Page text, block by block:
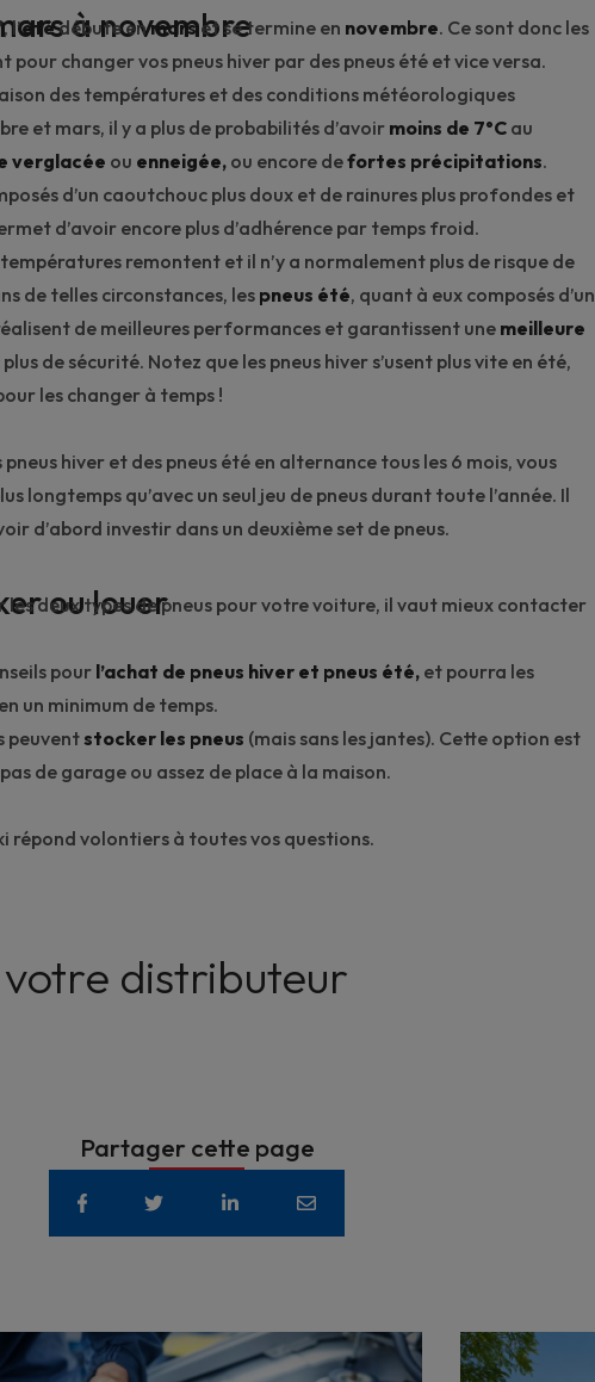
à novembre
l’étédébute enmarset se termine en novembre. Ce sont donc les
pour changer vos pneus hiver par des pneus été et vice versa.
des températures et des conditions météorologiques
et mars, il y a plus de probabilités d’avoirmoins de 7°C au
verglacée ou enneigée, ou encore defortes précipitations.
d’un caoutchouc plus doux et de rainures plus profondes et
d’avoir encore plus d’adhérence par temps froid.
températures remontent et il n’y a normalement plus de risque de
de telles circonstances, les pneus été, quant à eux composés d’un
de meilleures performances et garantissent une meilleure
de sécurité. Notez que les pneus hiver s’usent plus vite en été,
les changer à temps !
hiver et des pneus été en alternance tous les 6 mois, vous
longtemps qu’avec un seul jeu de pneus durant toute l’année. Il
d’abord investir dans un deuxième set de pneus.
ou louer
les deux types de pneus pour votre voiture, il vaut mieux contacter
pour l’achat de pneus hiver et pneus été, et pourra les
un minimum de temps.
peuventstocker les pneus (mais sans les jantes). Cette option est
de garage ou assez de place à la maison.
répond volontiers à toutes vos questions.
distributeur
Partager cette page